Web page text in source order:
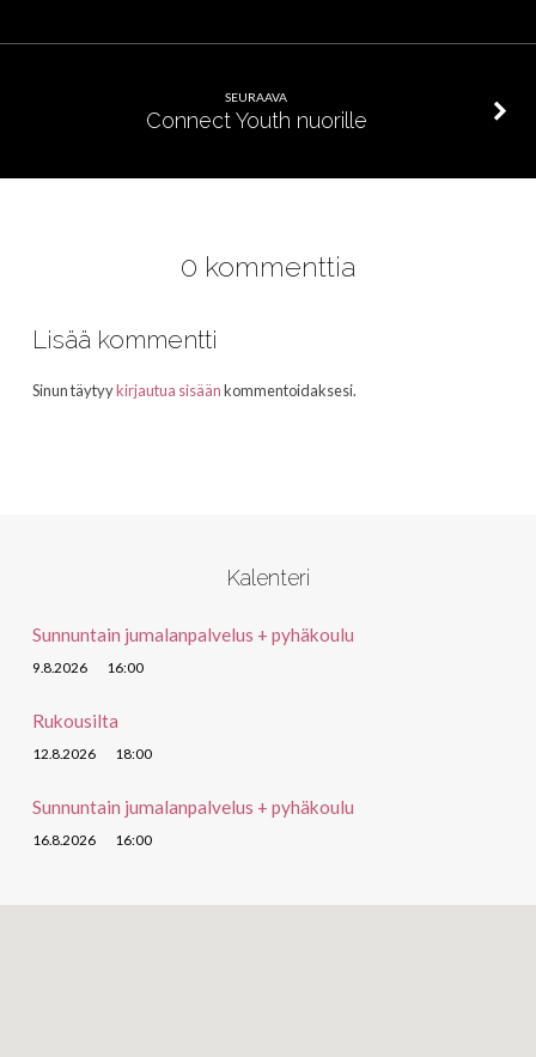
SEURAAVA
Connect Youth nuorille
0 kommenttia
Lisää kommentti
Sinun täytyykirjautua sisäänkommentoidaksesi.
Kalenteri
Sunnuntain jumalanpalvelus + pyhäkoulu
9.8.2026 16:00
Rukousilta
12.8.2026 18:00
Sunnuntain jumalanpalvelus + pyhäkoulu
16.8.2026 16:00